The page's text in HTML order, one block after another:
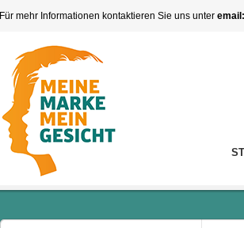
Für mehr Informationen kontaktieren Sie uns unter email: